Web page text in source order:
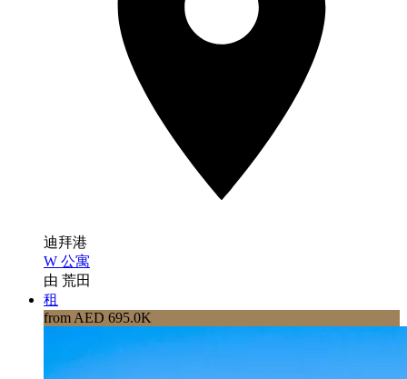
迪拜港
W 公寓
由 荒田
租
from AED 695.0K